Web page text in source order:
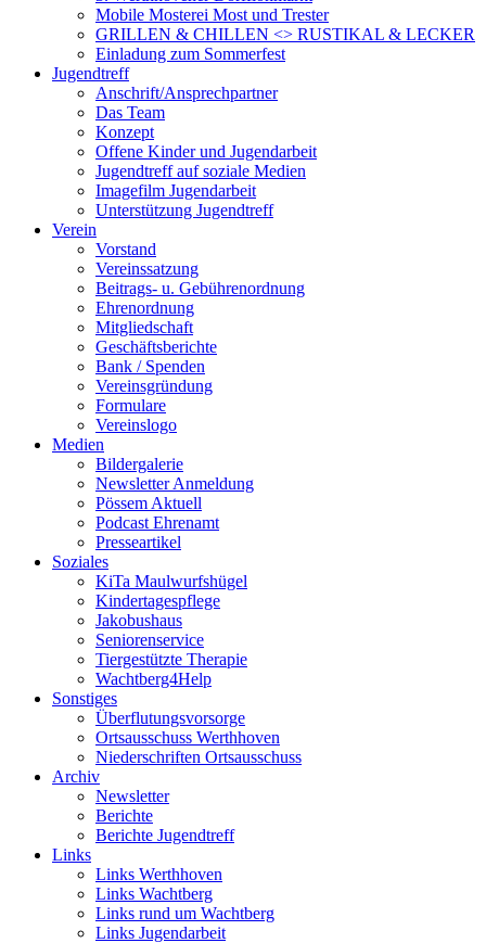
Mobile Mosterei Most und Trester
GRILLEN & CHILLEN <> RUSTIKAL & LECKER
Einladung zum Sommerfest
Jugendtreff
Anschrift/Ansprechpartner
Das Team
Konzept
Offene Kinder und Jugendarbeit
Jugendtreff auf soziale Medien
Imagefilm Jugendarbeit
Unterstützung Jugendtreff
Verein
Vorstand
Vereinssatzung
Beitrags- u. Gebührenordnung
Ehrenordnung
Mitgliedschaft
Geschäftsberichte
Bank / Spenden
Vereinsgründung
Formulare
Vereinslogo
Medien
Bildergalerie
Newsletter Anmeldung
Pössem Aktuell
Podcast Ehrenamt
Presseartikel
Soziales
KiTa Maulwurfshügel
Kindertagespflege
Jakobushaus
Seniorenservice
Tiergestützte Therapie
Wachtberg4Help
Sonstiges
Überflutungsvorsorge
Ortsausschuss Werthhoven
Niederschriften Ortsausschuss
Archiv
Newsletter
Berichte
Berichte Jugendtreff
Links
Links Werthhoven
Links Wachtberg
Links rund um Wachtberg
Links Jugendarbeit